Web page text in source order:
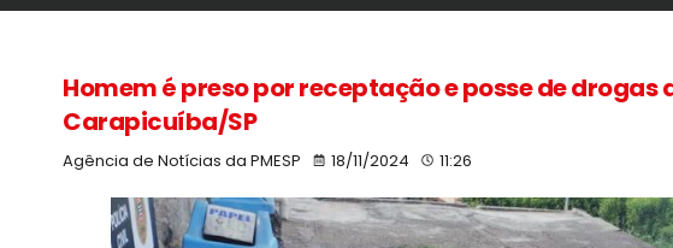
Homem é preso por receptação e posse de
Carapicuíba/SP
Agência de Notícias da PMESP 18/11/2024 11:26